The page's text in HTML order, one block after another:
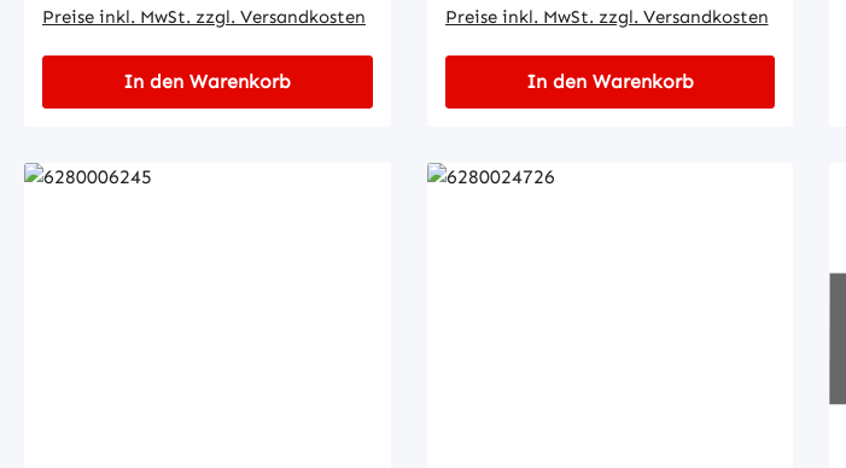
Preise inkl. MwSt. zzgl. Versandkosten
In den Warenkorb
Preise inkl. MwSt. zzgl. Versandkosten
In den Warenkorb